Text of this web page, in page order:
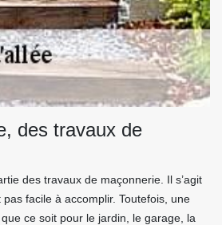
des travaux de
des travaux de maçonnerie. Il s’agit
pas facile à accomplir. Toutefois, une
ce soit pour le jardin, le garage, la